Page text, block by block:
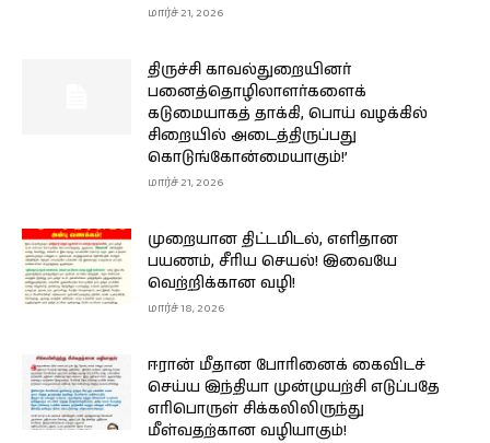
மார்ச் 21, 2026
திருச்சி காவல்துறையினர்
பனைத்தொழிலாளர்களைக்
கடுமையாகத் தாக்கி, பொய் வழக்கில்
சிறையில் அடைத்திருப்பது
கொடுங்கோன்மையாகும்!’
மார்ச் 21, 2026
முறையான திட்டமிடல், எளிதான
பயணம், சீரிய செயல்! இவையே
வெற்றிக்கான வழி!
மார்ச் 18, 2026
ஈரான் மீதான போரினைக் கைவிடச்
செய்ய இந்தியா முன்முயற்சி எடுப்பதே
எரிபொருள் சிக்கலிலிருந்து
மீள்வதற்கான வழியாகும்!